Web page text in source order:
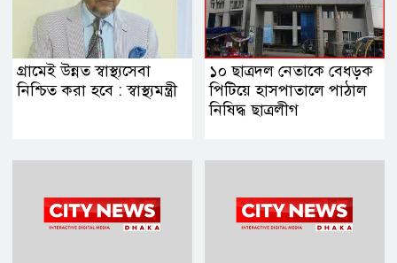
গ্রামেই উন্নত স্বাস্থ্যসেবা
নিশ্চিত করা হবে : স্বাস্থ্যমন্ত্রী
১০ ছাত্রদল নেতাকে বেধড়ক
পিটিয়ে হাসপাতালে পাঠাল
নিষিদ্ধ ছাত্রলীগ